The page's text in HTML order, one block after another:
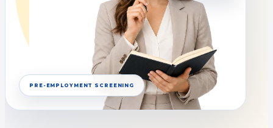
PRE-EMPLOYMENT SCREENING